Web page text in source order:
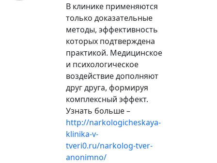
В клинике применяются
только доказательные
методы, эффективность
которых подтверждена
практикой. Медицинское
и психологическое
воздействие дополняют
друг друга, формируя
комплексный эффект.
Узнать больше –
http://narkologicheskaya-
klinika-v-
tveri0.ru/narkolog-tver-
anonimno/